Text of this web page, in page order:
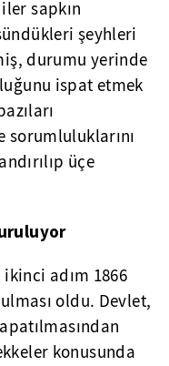
sapkın
şeyhleri
durumu yerinde
ispat etmek
sorumluluklarını
üçe
adım 1866
oldu. Devlet,
konusunda